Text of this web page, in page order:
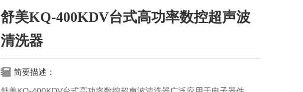
舒美KQ-400KDV台式高功率数控超声波
清洗器
简要描述：